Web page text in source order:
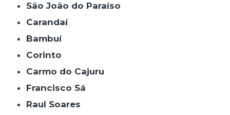
São João do Paraíso
Carandaí
Bambuí
Corinto
Carmo do Cajuru
Francisco Sá
Raul Soares